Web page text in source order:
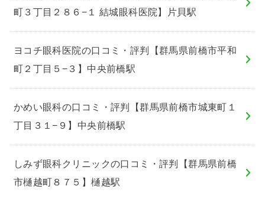
町３丁目２８６−１ 結城眼科医院】片貝駅
ヨコチ眼科医院の口コミ・評判【群馬県前橋市平和
町２丁目５−３】中央前橋駅
かめい眼科の口コミ・評判【群馬県前橋市城東町１
丁目３１−９】中央前橋駅
しみず眼科クリニックの口コミ・評判【群馬県前橋
市樋越町８７５】樋越駅